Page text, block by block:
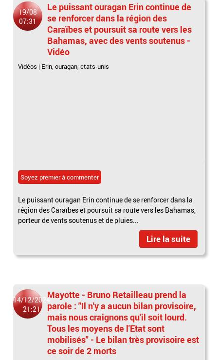
19/08
07:31
Le puissant ouragan Erin continue de
se renforcer dans la région des
Caraïbes et poursuit sa route vers les
Bahamas, avec des vents soutenus -
Vidéo
Vidéos | Erin,ouragan,etats-unis
Soyez premier à commenter
Le puissant ouragan Erin continue de se renforcer dans la
région des Caraïbes et poursuit sa route vers les Bahamas,
porteur de vents soutenus et de pluies...
Lire la suite
14/12/2024
21:21
Mayotte - Bruno Retailleau prend la
parole : "Il n'y a aucun bilan provisoire,
mais nous craignons qu'il soit lourd.
Tous les moyens de l'Etat sont
mobilisés" - Le bilan très provisoire est
ce soir de 2 morts